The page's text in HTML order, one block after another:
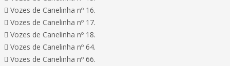
 Vozes de Canelinha nº 16.
 Vozes de Canelinha nº 17.
 Vozes de Canelinha nº 18.
 Vozes de Canelinha nº 64.
 Vozes de Canelinha nº 66.